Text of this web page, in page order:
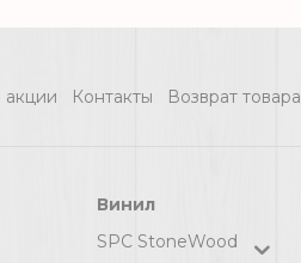
[цел]
акции Контакты Возврат товара
Винил
SPC StoneWood